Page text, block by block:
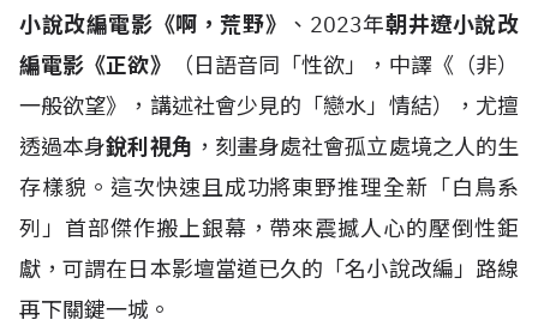
小說改編電影《啊，荒野》
、2023年朝井遼小說改
編電影《正欲》
（日語音同「性欲」，中譯《（非）
一般欲望》，講述社會少見的「戀水」情結），尤擅
透過本身銳利視角 ，刻畫身處社會孤立處境之人的生
存樣貌。這次快速且成功將東野推理全新「白鳥系
列」首部傑作搬上銀幕，帶來震撼人心的壓倒性鉅
獻，可謂在日本影壇當道已久的「名小說改編」路線
再下關鍵一城。